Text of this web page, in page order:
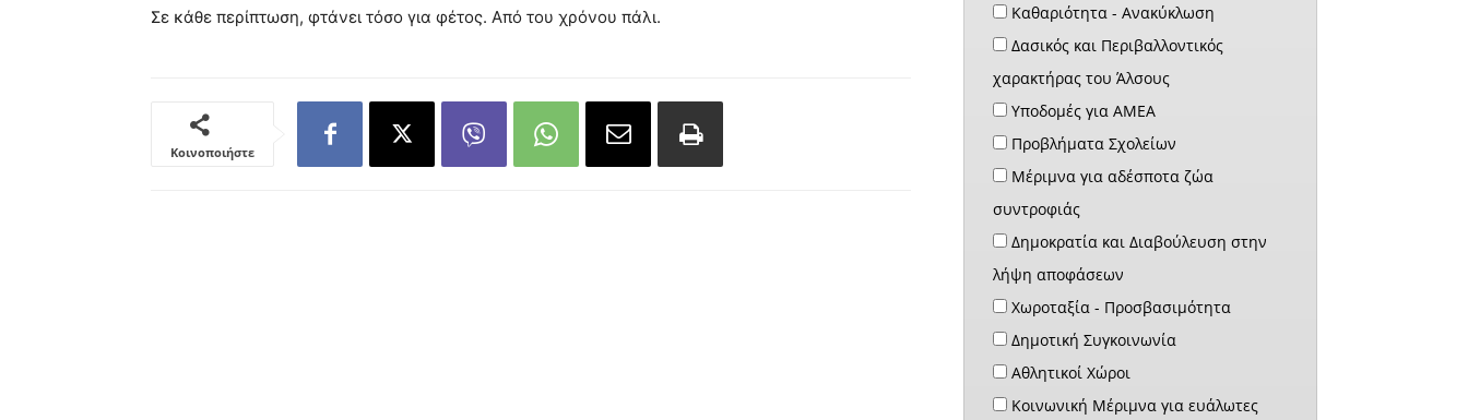
Σε κάθε περίπτωση, φτάνει τόσο για φέτος. Από του χρόνου πάλι.
Κοινοποιήστε
Καθαριότητα - Ανακύκλωση
Δασικός και Περιβαλλοντικός
χαρακτήρας του Άλσους
Υποδομές για ΑΜΕΑ
Προβλήματα Σχολείων
Μέριμνα για αδέσποτα ζώα
συντροφιάς
Δημοκρατία και Διαβούλευση στην
λήψη αποφάσεων
Χωροταξία - Προσβασιμότητα
Δημοτική Συγκοινωνία
Αθλητικοί Χώροι
Κοινωνική Μέριμνα για ευάλωτες